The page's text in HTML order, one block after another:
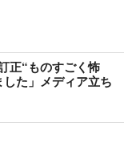
正“ものすごく怖
た」メディア立ち